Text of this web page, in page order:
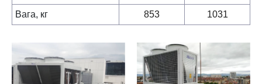
Вага, кг 853 1031